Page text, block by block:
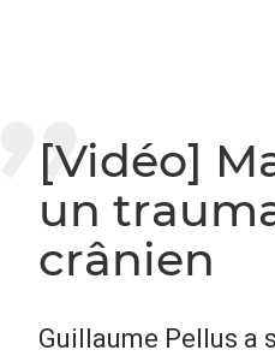
[Vidéo]
un
crânien
Guillaume Pellus a